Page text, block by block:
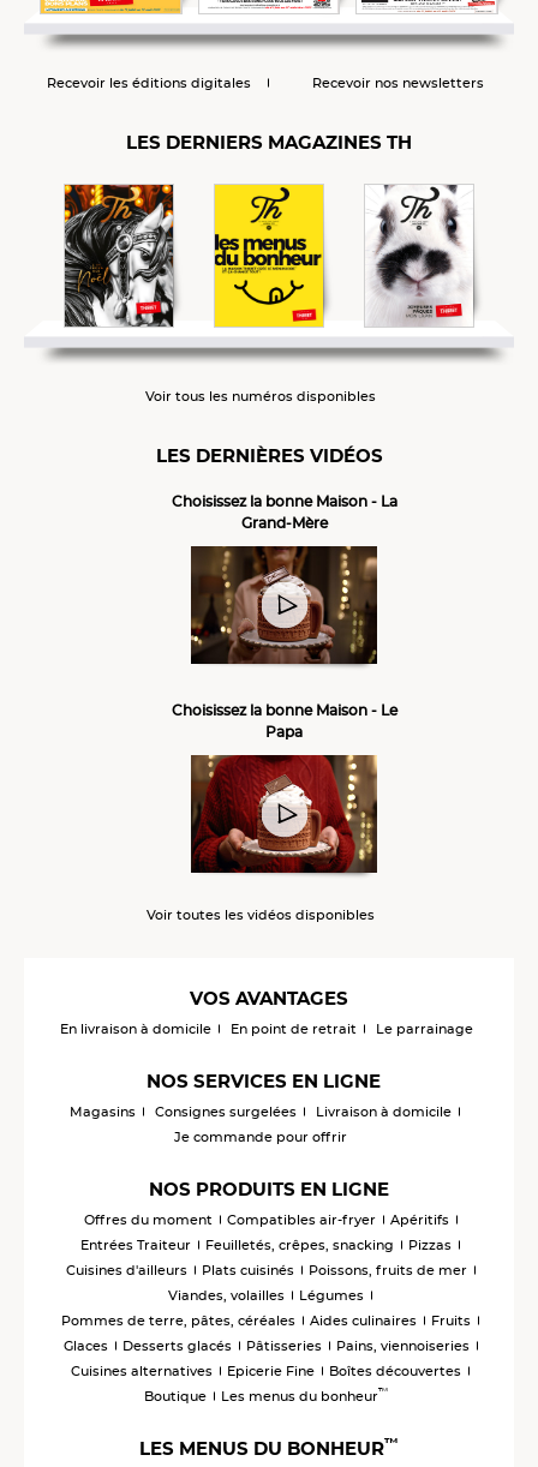
Recevoir les éditions digitales Recevoir nos newsletters
LES DERNIERS MAGAZINES TH
Voir tous les numéros disponibles
LES DERNIÈRES VIDÉOS
Choisissez la bonne Maison - La
Grand-Mère
Choisissez la bonne Maison - Le
Papa
Voir toutes les vidéos disponibles
VOS AVANTAGES
En livraison à domicile En point de retrait Le parrainage
NOS SERVICES EN LIGNE
Magasins Consignes surgelées
Livraison à domicile
Je commande pour offrir
NOS PRODUITS EN LIGNE
Offres du moment Compatibles air-fryer
Apéritifs
Entrées Traiteur
Feuilletés, crêpes, snacking
Pizzas
Cuisines d'ailleurs
Plats cuisinés
Poissons, fruits de mer
Viandes, volailles
Légumes
Pommes de terre, pâtes, céréales
Aides culinaires
Fruits
Glaces
Desserts glacés Pâtisseries
Pains, viennoiseries
Cuisines alternatives
Epicerie Fine
Boîtes découvertes
Boutique
Les menus du bonheur™
LES MENUS DU BONHEUR™